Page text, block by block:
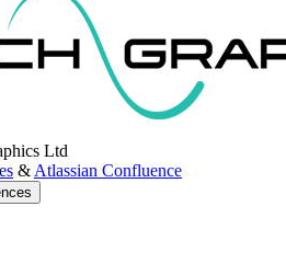
Ltd
& Atlassian Confluence